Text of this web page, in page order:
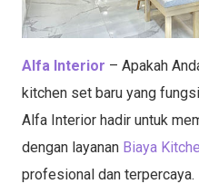
Alfa Interior – Apakah
kitchen set baru yang
Alfa Interior hadir untuk
dengan layanan Biaya
profesional dan terpercaya.